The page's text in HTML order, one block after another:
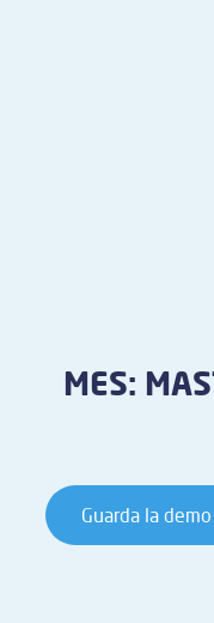
MES:
Guarda la demo